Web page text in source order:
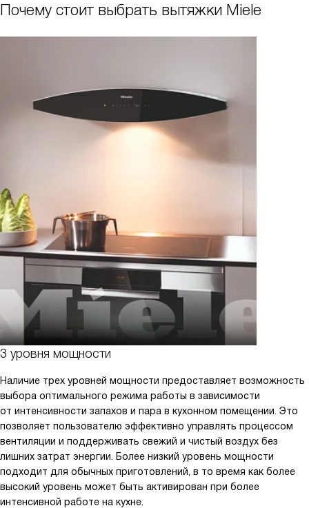
Почему стоит выбрать вытяжки Miele
3 уровня мощности
Наличие трех уровней мощности предоставляет возможность
выбора оптимального режима работы в зависимости
от интенсивности запахов и пара в кухонном помещении. Это
позволяет пользователю эффективно управлять процессом
вентиляции и поддерживать свежий и чистый воздух без
лишних затрат энергии. Более низкий уровень мощности
подходит для обычных приготовлений, в то время как более
высокий уровень может быть активирован при более
интенсивной работе на кухне.